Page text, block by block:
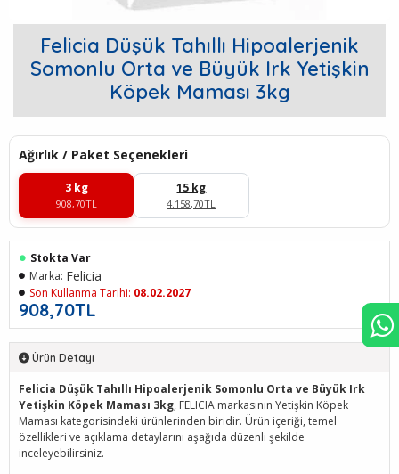
Felicia Düşük Tahıllı Hipoalerjenik
Somonlu Orta ve Büyük Irk Yetişkin
Köpek Maması 3kg
Ağırlık / Paket Seçenekleri
3 kg
908,70TL
15 kg
4.158,70TL
908,70TL
Stokta Var
Marka: Felicia
Son Kullanma Tarihi: 08.02.2027
Ürün Detayı
Felicia Düşük Tahıllı Hipoalerjenik Somonlu Orta ve Büyük Irk
Yetişkin Köpek Maması 3kg, FELICIA markasının Yetişkin Köpek
Maması kategorisindeki ürünlerinden biridir. Ürün içeriği, temel
özellikleri ve açıklama detaylarını aşağıda düzenli şekilde
inceleyebilirsiniz.